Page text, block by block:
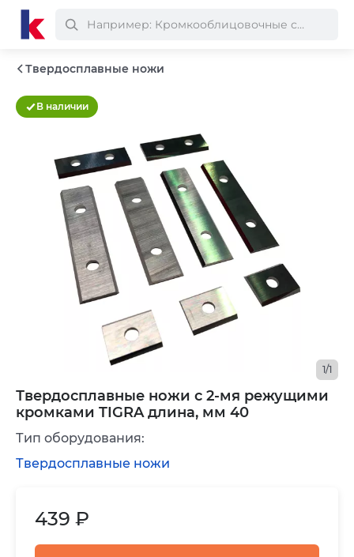
Твердосплавные ножи
В наличии
Твердосплавные ножи с 2-мя режущими
кромками TIGRA длина, мм 40
1/1
439 ₽
Тип оборудования:
Твердосплавные ножи